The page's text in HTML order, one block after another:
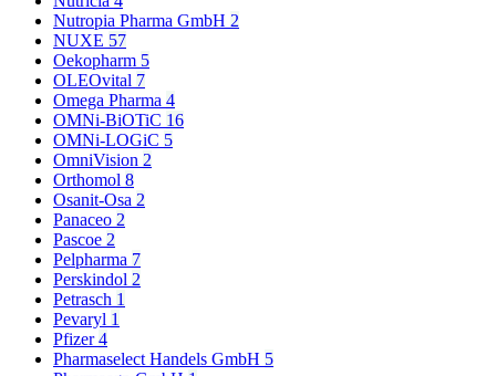
Nutropia Pharma GmbH 2
NUXE 57
Oekopharm 5
OLEOvital 7
Omega Pharma 4
OMNi-BiOTiC 16
OMNi-LOGiC 5
OmniVision 2
Orthomol 8
Osanit-Osa 2
Panaceo 2
Pascoe 2
Pelpharma 7
Perskindol 2
Petrasch 1
Pevaryl 1
Pfizer4
Pharmaselect Handels GmbH 5